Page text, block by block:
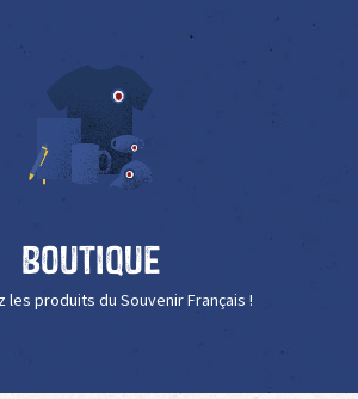
Boutique
les produits du Souvenir Français !